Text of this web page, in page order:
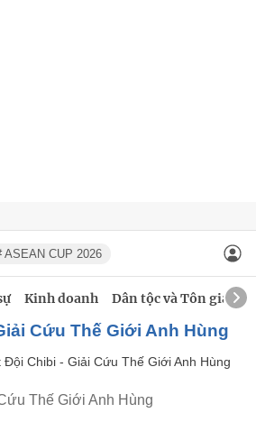
ASEAN CUP 2026
Kinh doanh Dân tộc và Tôn giáo
Cứu Thế Giới Anh Hùng
Đội Chibi - Giải Cứu Thế Giới Anh Hùng
Thế Giới Anh Hùng